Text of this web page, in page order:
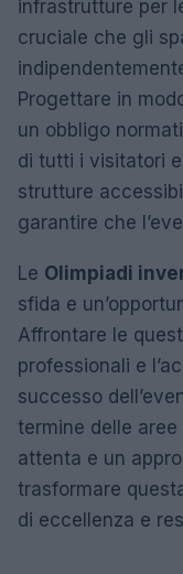
infrastrutture per
cruciale che gli
Progettare in
un obbligo
di tutti i visitatori
strutture
garantire che
Le Olimpiadi
sfida e
Affrontare le
professionali e
successo
termine delle
attenta e un
trasformare
di eccellenza e